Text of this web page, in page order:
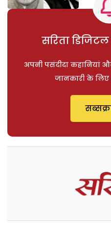
सरिता
अपनी पसंदीदा कहानियां
जानकारी के लिए